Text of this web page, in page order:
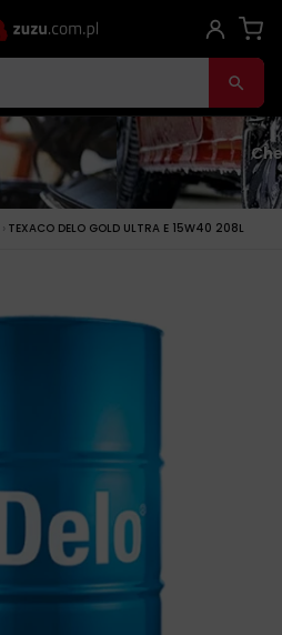
› TEXACO DELO GOLD ULTRA E 15W40 208L